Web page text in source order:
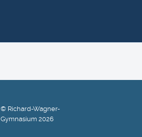
© Richard-Wagner-
Gymnasium 2026